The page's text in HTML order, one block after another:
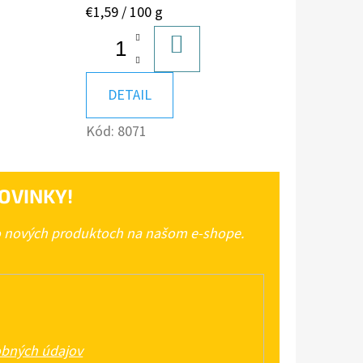
Jednotková
€1,59 / 100 g
KOŠÍKA
DETAIL
Kód: 8071
produktoch na našom e-shope.
údajov